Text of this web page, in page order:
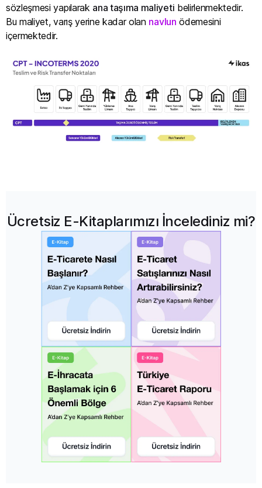
sözleşmesi yapılarak ana taşıma maliyeti belirlenmektedir.
Bu maliyet, varış yerine kadar olan navlun ödemesini
içermektedir.
Ücretsiz E-Kitaplarımızı İncelediniz mi?